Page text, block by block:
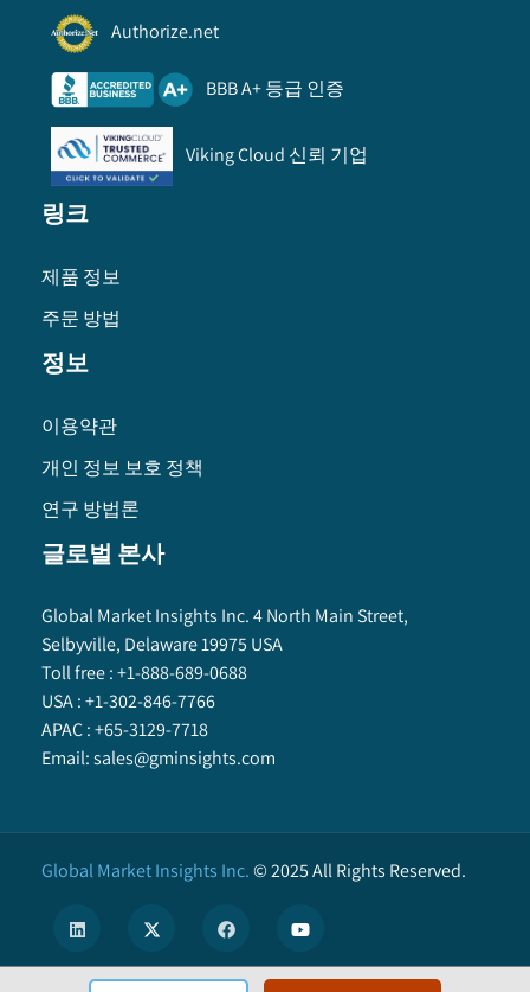
Authorize.net
BBB A+ 등급 인증
Viking Cloud 신뢰 기업
링크
제품 정보
주문 방법
정보
이용약관
개인 정보 보호 정책
연구 방법론
글로벌 본사
Global Market Insights Inc. 4 North Main Street,
Selbyville, Delaware 19975 USA
Toll free :+1-888-689-0688
USA :+1-302-846-7766
APAC :+65-3129-7718
Email:sales@gminsights.com
Global Market Insights Inc.©2025All Rights Reserved.